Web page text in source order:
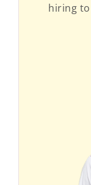
hiring